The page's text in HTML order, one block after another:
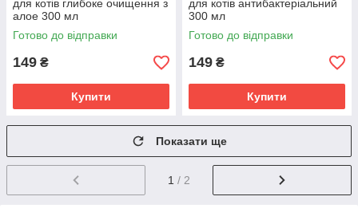
для котів глибоке очищення з
алое 300 мл
Готово до відправки
149 ₴
Купити
для котів антибактеріальний
300 мл
Готово до відправки
149 ₴
Купити
Показати ще
1 / 2